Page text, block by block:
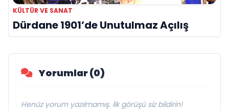
KÜLTÜR VE SANAT
Dürdane 1901’de Unutulmaz Açılış
Yorumlar (0)
Henüz yorum yazılmamış. İlk görüşü siz bildirin!